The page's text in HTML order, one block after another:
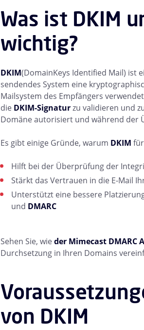
Was ist DKIM
wichtig?
DKIM(DomainKeys Identified Mail) ist
sendendes System eine
Mailsystem des Empfängers
die DKIM-Signaturzu validieren und
Domäne autorisiert und während der
Es gibt einige Gründe, warum DKIM
Hilft bei der Überprüfung der
Stärkt das Vertrauen in die E-Mail
Unterstützt eine bessere
und DMARC
Sehen Sie, wieder Mimecast DMARC
Durchsetzung in Ihren Domains
von DKIM